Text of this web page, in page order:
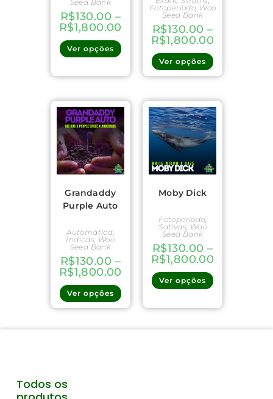
Seed Bank
R$130.00 –
R$1,800.00
Ver opções
Fotoperíodo Woo
Seed Bank
R$130.00 –
R$1,800.00
Ver opções
Grandaddy
Purple Auto
Automática
Indicas Woo
Seed Bank
R$130.00 –
R$1,800.00
Ver opções
Moby Dick
Fotoperíodo
Sativas Woo
Seed Bank
R$130.00 –
R$1,800.00
Ver opções
Todos os